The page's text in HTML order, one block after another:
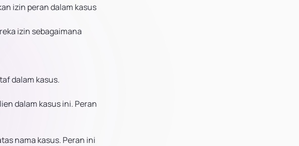
izin peran dalam kasus
izin sebagaimana
dalam kasus.
dalam kasus ini. Peran
nama kasus. Peran ini